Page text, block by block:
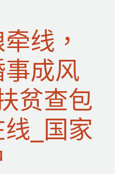
线，
成风
贫查包
_国家